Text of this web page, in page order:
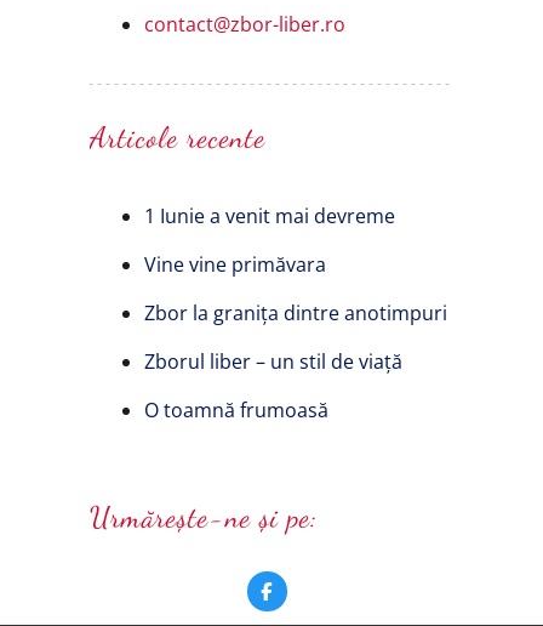
contact@zbor-liber.ro
Articole recente
1 Iunie a venit mai devreme
Vine vine primăvara
Zbor la granița dintre anotimpuri
Zborul liber – un stil de viață
O toamnă frumoasă
Urmărește-ne și pe: